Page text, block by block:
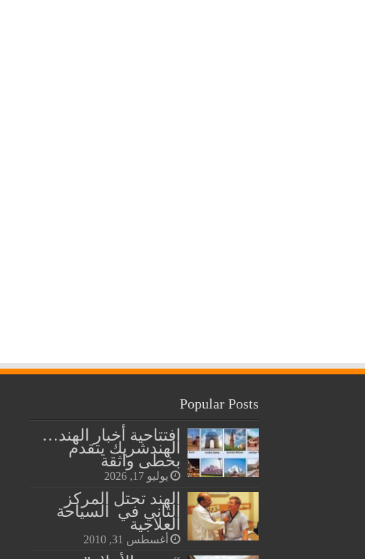
Popular Posts
افتتاحية أخبار الهند…
الهندشريك يتقدم
بخطى واثقة
يوليو 17, 2026
الهند تحتل المركز
الثاني في السياحة
العلاجية
أغسطس 31, 2010